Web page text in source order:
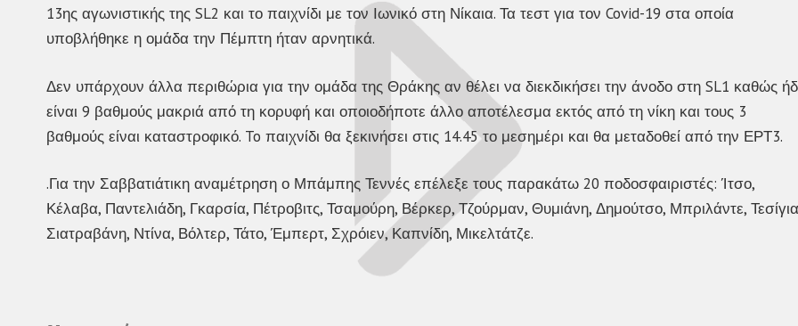
13ης αγωνιστικής της SL2 και το παιχνίδι με τον Ιωνικό στη Νίκαια. Τα τεστ για τον Covid-19 στα οποία
υποβλήθηκε η ομάδα την Πέμπτη ήταν αρνητικά.
Δεν υπάρχουν άλλα περιθώρια για την ομάδα της Θράκης αν θέλει να διεκδικήσει την άνοδο στη SL1 καθώς
είναι 9 βαθμούς μακριά από τη κορυφή και οποιοδήποτε άλλο αποτέλεσμα εκτός από τη νίκη και τους 3
βαθμούς είναι καταστροφικό. To παιχνίδι θα ξεκινήσει στις 14.45 το μεσημέρι και θα μεταδοθεί από την ΕΡΤ3.
.Για την Σαββατιάτικη αναμέτρηση ο Μπάμπης Τεννές επέλεξε τους παρακάτω 20 ποδοσφαιριστές: Ίτσο,
Κέλαβα, Παντελιάδη, Γκαρσία, Πέτροβιτς, Τσαμούρη, Βέρκερ, Τζούρμαν, Θυμιάνη, Δημούτσο, Μπριλάντε,
Σιατραβάνη, Ντίνα, Βόλτερ, Τάτο, Έμπερτ, Σχρόιεν, Καπνίδη, Μικελτάτζε.